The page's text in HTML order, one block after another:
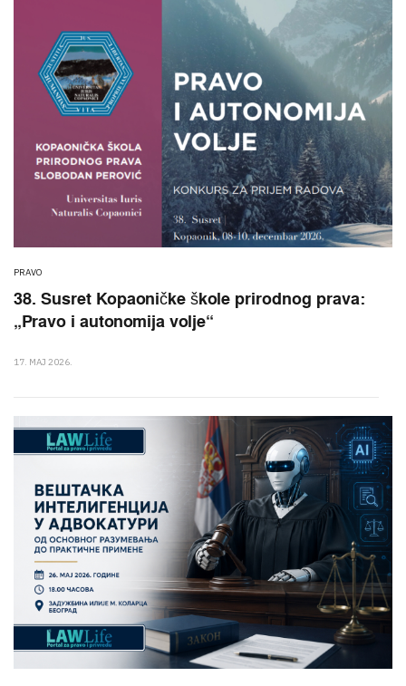
PRAVO
38. Susret Kopaoničke škole prirodnog prava:
„Pravo i autonomija volje“
17. MAJ 2026.